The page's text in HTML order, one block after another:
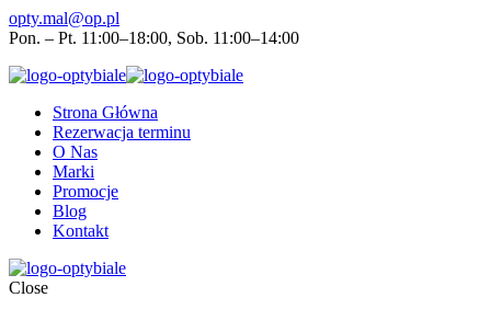
opty.mal@op.pl
Pon. – Pt. 11:00–18:00, Sob. 11:00–14:00
Strona Główna
Rezerwacja terminu
O Nas
Marki
Promocje
Blog
Kontakt
Close